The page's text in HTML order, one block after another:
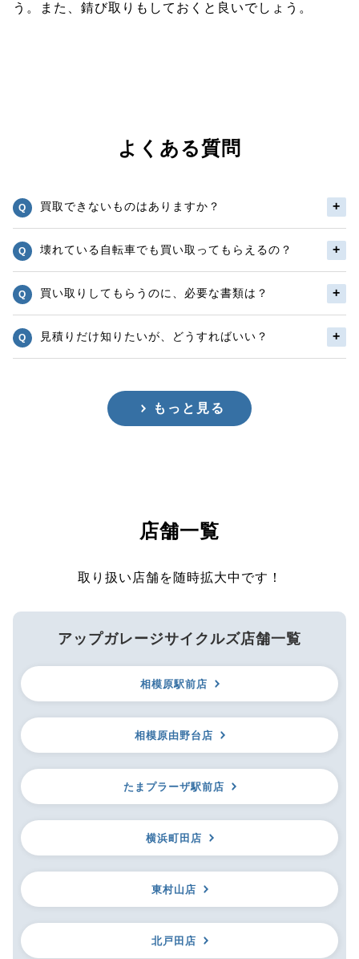
う。また、錆び取りもしておくと良いでしょう。
よくある質問
買取できないものはありますか？
壊れている自転車でも買い取ってもらえるの？
買い取りしてもらうのに、必要な書類は？
見積りだけ知りたいが、どうすればいい？
もっと見る
店舗一覧
取り扱い店舗を随時拡大中です！
アップガレージサイクルズ店舗一覧
相模原駅前店
相模原由野台店
たまプラーザ駅前店
横浜町田店
東村山店
北戸田店